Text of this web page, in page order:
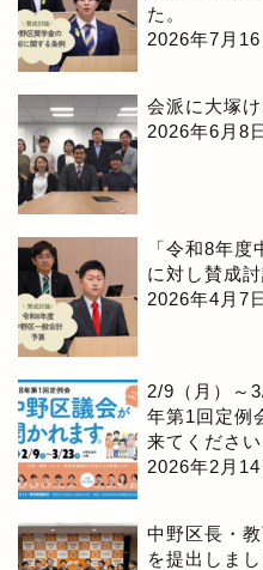
た。
2026年7月16
会派に大塚
2026年6月8
「令和8年
に対し賛成
2026年4月7
2/9（月）～
年第1回定例
来てください
2026年2月14
中野区長・
を提出しまし